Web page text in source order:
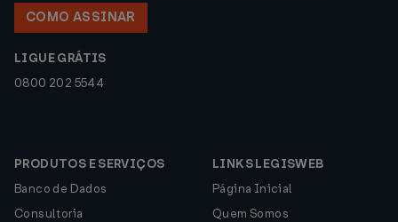
COMO ASSINAR
LIGUE GRÁTIS
0800 202 5544
PRODUTOS E SERVIÇOS
Banco de Dados
Consultoria
LINKS LEGISWEB
Página Inicial
Quem Somos